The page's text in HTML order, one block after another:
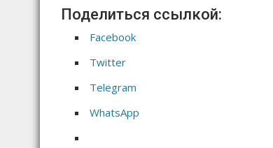
Поделиться ссылкой:
Facebook
Twitter
Telegram
WhatsApp